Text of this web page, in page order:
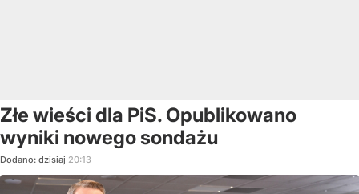
Złe wieści dla PiS. Opublikowano
wyniki nowego sondażu
Dodano: dzisiaj 20:13